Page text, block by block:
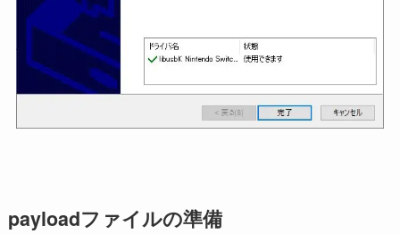
payloadファイルの準備